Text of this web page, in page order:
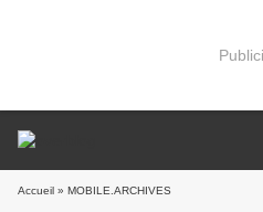
Accueil » MOBILE.ARCHIVES